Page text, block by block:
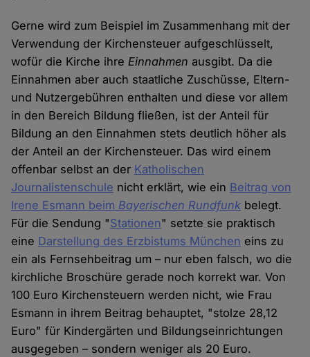
Gerne wird zum Beispiel im Zusammenhang mit der
Verwendung der Kirchensteuer aufgeschlüsselt,
wofür die Kirche ihre Einnahmen ausgibt. Da die
Einnahmen aber auch staatliche Zuschüsse, Eltern-
und Nutzergebühren enthalten und diese vor allem
in den Bereich Bildung fließen, ist der Anteil für
Bildung an den Einnahmen stets deutlich höher als
der Anteil an der Kirchensteuer. Das wird einem
offenbar selbst an der Katholischen
Journalistenschule nicht erklärt, wie ein Beitrag von
Irene Esmann beim Bayerischen Rundfunk belegt.
Für die Sendung "Stationen" setzte sie praktisch
eine Darstellung des Erzbistums München eins zu
ein als Fernsehbeitrag um – nur eben falsch, wo die
kirchliche Broschüre gerade noch korrekt war. Von
100 Euro Kirchensteuern werden nicht, wie Frau
Esmann in ihrem Beitrag behauptet, "stolze 28,12
Euro" für Kindergärten und Bildungseinrichtungen
ausgegeben – sondern weniger als 20 Euro.